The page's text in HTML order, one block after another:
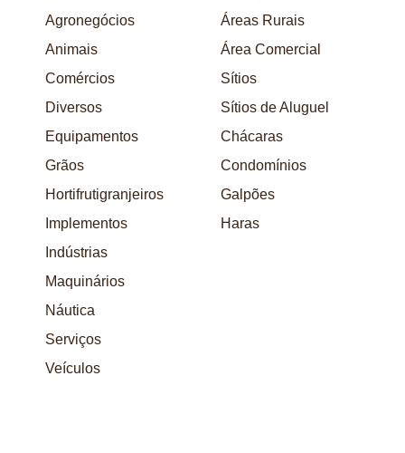
Áreas Rurais
Área Comercial
Sítios
Sítios de Aluguel
Chácaras
Condomínios
Galpões
Haras
Agronegócios
Animais
Comércios
Diversos
Equipamentos
Grãos
Hortifrutigranjeiros
Implementos
Indústrias
Maquinários
Náutica
Serviços
Veículos